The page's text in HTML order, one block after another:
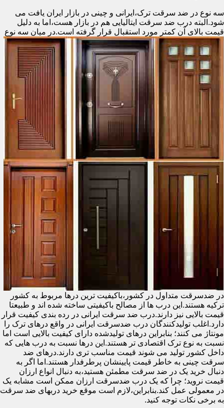
سه نوع در ضد سرقت ترک،ایرانی و چینی در بازار ایران یافت می
شود.البته درب ضد سرقت ایتالیایی هم در بازار هست،اما به دلیل
قیمت بالای آن کمتر مورد استقبال قرار گرفته است.در میان سه نوع
در ضدسرقت متداول در کشور،باکیفیت ترین درها مربوط به کشور
ترکیه هستند.این درب ها از مصالح باکیفیتی ساخته شده اند و طبیعتا
قیمت بالایی نیز دارند.درب ضد سرقت ایرانی در رده بندی کیفیت قرار
دارد.اغلب تولیدکنندگان درب ضدسرقت ایرانی در واقع درهای ترک را
مونتاژ می کنند؛ بنابراین درهای تولیدشده دارای کیفیت بالایی است اما
نسبت به نوع ترک اقتصادی تر هستند.این درها نسبت به درب هایی که
داخل کشور تولید می شوند قیمت مناسب تری دارند.درهای ضد
سرقت چینی به خاطر قیمت پایینشان پرطرفدار هستند.اما اگر به
دنبال خرید یک در ضد سرقت مطمئن هستید،به دنبال انواع ارزان
قیمت نروید؛ چرا که یک درب ضدسرقت ارزان ممکن است مشابه یک
در معمولی عمل کند.بنابراین،لازم است موقع خرید دربهای ضد سرقت
به برخی نکات توجه کنید.